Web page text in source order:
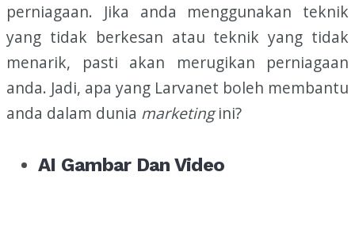
perniagaan. Jika anda menggunakan teknik
yang tidak berkesan atau teknik yang tidak
menarik, pasti akan merugikan perniagaan
anda. Jadi, apa yang Larvanet boleh membantu
anda dalam dunia marketingini?
AI Gambar Dan Video